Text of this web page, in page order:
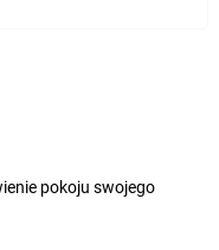
swojego
Dzięki